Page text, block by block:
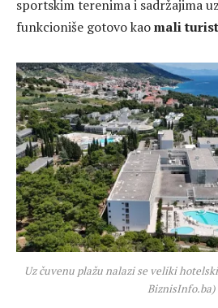
sportskim terenima i sadržajima
funkcioniše gotovo kaomali
Uz čuvenu plažu nalazi se veliki
BiznisInfo.ba)